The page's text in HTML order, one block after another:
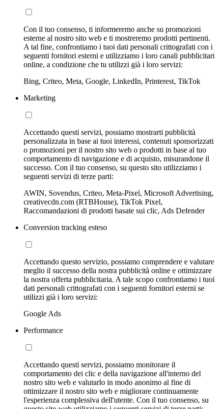
Con il tuo consenso, ti informeremo anche su promozioni
esterne al nostro sito web e ti mostreremo prodotti pertinenti.
A tal fine, confrontiamo i tuoi dati personali crittografati con i
seguenti fornitori esterni e utilizziamo i loro canali pubblicitari
online, a condizione che tu utilizzi già i loro servizi:
Bing, Criteo, Meta, Google, LinkedIn, Printerest, TikTok
Marketing
Accettando questi servizi, possiamo mostrarti pubblicità
personalizzata in base ai tuoi interessi, contenuti sponsorizzati
o promozioni per il nostro sito web o prodotti in base al tuo
comportamento di navigazione e di acquisto, misurandone il
successo. Con il tuo consenso, su questo sito utilizziamo i
seguenti servizi di terze parti:
AWIN, Sovendus, Criteo, Meta-Pixel, Microsoft Advertising,
creativecdn.com (RTBHouse), TikTok Pixel,
Raccomandazioni di prodotti basate sui clic, Ads Defender
Conversion tracking esteso
Accettando questo servizio, possiamo comprendere e valutare
meglio il successo della nostra pubblicità online e ottimizzare
la nostra offerta pubblicitaria. A tale scopo confrontiamo i tuoi
dati personali crittografati con i seguenti fornitori esterni se
utilizzi già i loro servizi:
Google Ads
Performance
Accettando questi servizi, possiamo monitorare il
comportamento dei clic e della navigazione all'interno del
nostro sito web e valutarlo in modo anonimo al fine di
ottimizzare il nostro sito web e migliorare continuamente
l'esperienza complessiva dell'utente. Con il tuo consenso, su